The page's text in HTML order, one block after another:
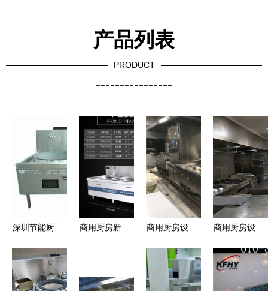
产品列表
PRODUCT
----------------
深圳节能厨
具价格
_【深圳不
商用厨房新
灶，破解大
商用厨房设
信诚厨具设
备打造高效
商用厨房设
炊具篇